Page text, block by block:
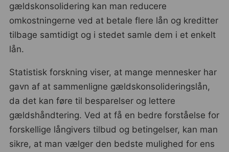
gældskonsolidering kan man reducere
omkostningerne ved at betale flere lån og kreditter
tilbage samtidigt og i stedet samle dem i et enkelt
lån.
Statistisk forskning viser, at mange mennesker har
gavn af at sammenligne gældskonsolideringslån,
da det kan føre til besparelser og lettere
gældshåndtering. Ved at få en bedre forståelse for
forskellige långivers tilbud og betingelser, kan man
sikre, at man vælger den bedste mulighed for ens